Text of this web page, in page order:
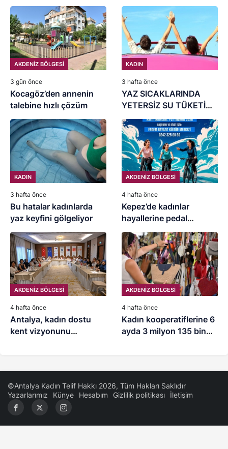
AKDENİZ BÖLGESİ
3 gün önce
Kocagöz’den annenin
talebine hızlı çözüm
KADIN
3 hafta önce
YAZ SICAKLARINDA
YETERSİZ SU TÜKETİMİ
BÖBREKLERİNİZİ
YIPRATMASIN
KADIN
3 hafta önce
Bu hatalar kadınlarda
yaz keyfini gölgeliyor
AKDENİZ BÖLGESİ
4 hafta önce
Kepez’de kadınlar
hayallerine pedal
çeviriyor
AKDENİZ BÖLGESİ
4 hafta önce
Antalya, kadın dostu
kent vizyonunu
AKDENİZ BÖLGESİ
4 hafta önce
Kadın kooperatiflerine 6
ayda 3 milyon 135 bin
©Antalya Kadın Telif Hakkı 2026, Tüm Hakları Saklıdır
Yazarlarımız
Künye Hesabım Gizlilik politikası İletişim